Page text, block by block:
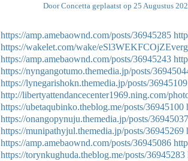
DoorConcetta geplaatst op 25 Augustus
https://amp.amebaownd.com/posts/36945285
https://wakelet.com/wake/
https://amp.amebaownd.com/posts/36945243
https://nyngangotumo.themedia.jp/posts/
https://lynegarishokn.themedia.jp/posts/36945109
http://libertyattendancecenter1969.ning.com/
https://ubetaqubinko.theblog.me/posts/36945100
https://onangopynuju.themedia.jp/posts/36945037
https://munipathyjul.themedia.jp/posts/36945269
https://amp.amebaownd.com/posts/36945086
https://torynkughuda.theblog.me/posts/36945283